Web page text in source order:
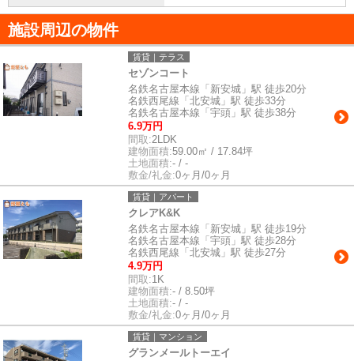
施設周辺の物件
賃貸｜テラス
セゾンコート
名鉄名古屋本線「新安城」駅 徒歩20分
名鉄西尾線「北安城」駅 徒歩33分
名鉄名古屋本線「宇頭」駅 徒歩38分
6.9万円
間取:2LDK
建物面積:59.00㎡ / 17.84坪
土地面積:- / -
敷金/礼金:0ヶ月/0ヶ月
賃貸｜アパート
クレアK&K
名鉄名古屋本線「新安城」駅 徒歩19分
名鉄名古屋本線「宇頭」駅 徒歩28分
名鉄西尾線「北安城」駅 徒歩27分
4.9万円
間取:1K
建物面積:- / 8.50坪
土地面積:- / -
敷金/礼金:0ヶ月/0ヶ月
賃貸｜マンション
グランメールトーエイ